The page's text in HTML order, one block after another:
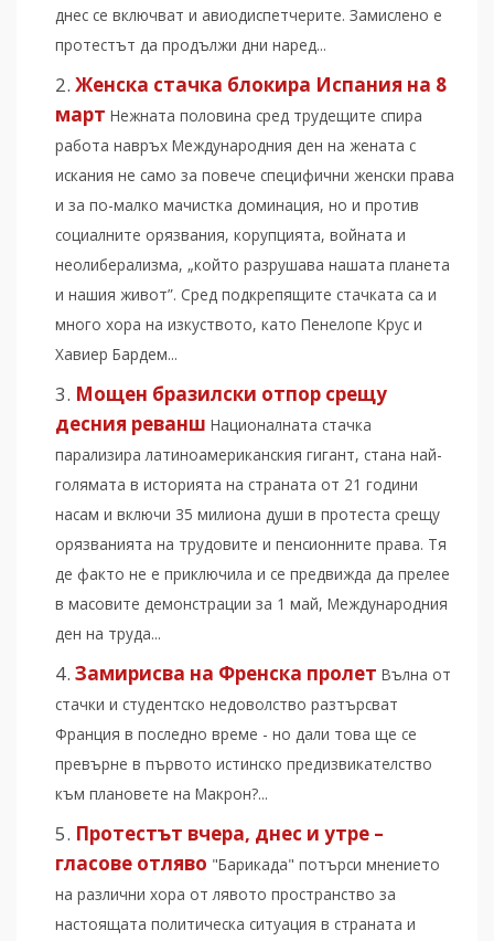
днес се включват и авиодиспетчерите. Замислено е
протестът да продължи дни наред...
Женска стачка блокира Испания на 8
март Нежната половина сред трудещите спира
работа навръх Международния ден на жената с
искания не само за повече специфични женски права
и за по-малко мачистка доминация, но и против
социалните орязвания, корупцията, войната и
неолиберализма, „който разрушава нашата планета
и нашия живот”. Сред подкрепящите стачката са и
много хора на изкуството, като Пенелопе Крус и
Хавиер Бардем...
Мощен бразилски отпор срещу
десния реванш Националната стачка
парализира латиноамериканския гигант, стана най-
голямата в историята на страната от 21 години
насам и включи 35 милиона души в протеста срещу
орязванията на трудовите и пенсионните права. Тя
де факто не е приключила и се предвижда да прелее
в масовите демонстрации за 1 май, Международния
ден на труда...
Замирисва на Френска пролет Вълна от
стачки и студентско недоволство разтърсват
Франция в последно време - но дали това ще се
превърне в първото истинско предизвикателство
към плановете на Макрон?...
Протестът вчера, днес и утре –
гласове отляво "Барикада" потърси мнението
на различни хора от лявото пространство за
настоящата политическа ситуация в страната и